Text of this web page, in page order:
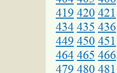
419 420 421
434 435 436
449 450 451
464 465 466
479 480 481